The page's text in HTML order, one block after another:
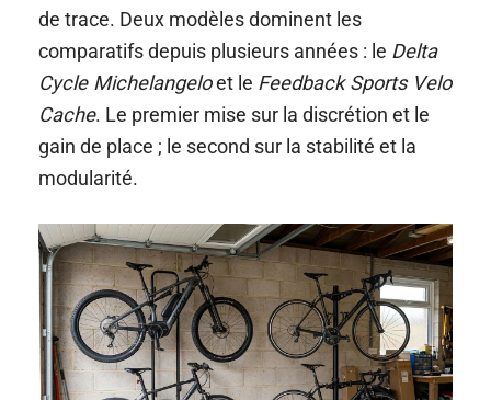
de trace. Deux modèles dominent les
comparatifs depuis plusieurs années : le Delta
Cycle Michelangeloet le Feedback Sports Velo
Cache. Le premier mise sur la discrétion et le
gain de place ; le second sur la stabilité et la
modularité.